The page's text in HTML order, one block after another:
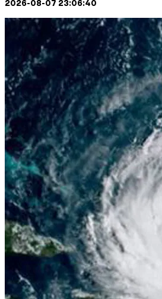
2026-08-07 23:06:40